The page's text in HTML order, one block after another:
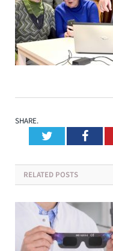
SHARE.
Twitter
RELATED POSTS